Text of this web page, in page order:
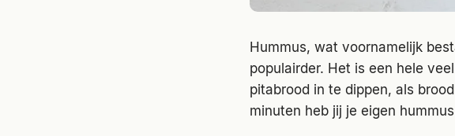
Hummus, wat voornamelijk
populairder. Het is een hele
pitabrood in te dippen, als
minuten heb jij je eigen